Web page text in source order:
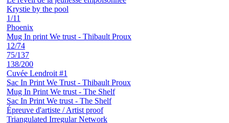
Krystie by the pool
1/11
Phoenix
Mug In print We trust - Thibault Proux
12/74
75/137
138/200
Cuvée Lendroit #1
Sac In Print We Trust - Thibault Proux
Mug In Print We trust - The Shelf
Sac In Print We trust - The Shelf
Épreuve d'artiste / Artist proof
Triangulated Irregular Network